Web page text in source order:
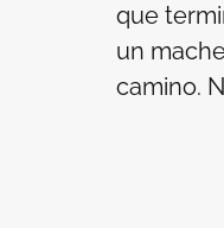
que
un
camino.